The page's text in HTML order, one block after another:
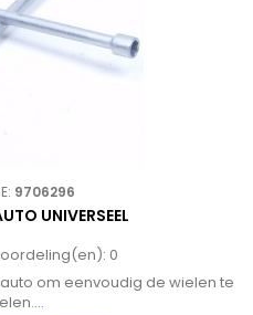
9706296
UNIVERSEEL
0
om eenvoudig de wielen te